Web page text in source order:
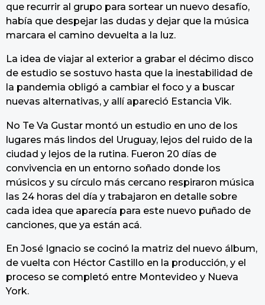
que recurrir al grupo para sortear un nuevo desafío,
había que despejar las dudas y dejar que la música
marcara el camino devuelta a la luz.
La idea de viajar al exterior a grabar el décimo disco
de estudio se sostuvo hasta que la inestabilidad de
la pandemia obligó a cambiar el foco y a buscar
nuevas alternativas, y allí apareció Estancia Vik.
No Te Va Gustar montó un estudio en uno de los
lugares más lindos del Uruguay, lejos del ruido de la
ciudad y lejos de la rutina. Fueron 20 días de
convivencia en un entorno soñado donde los
músicos y su círculo más cercano respiraron música
las 24 horas del día y trabajaron en detalle sobre
cada idea que aparecía para este nuevo puñado de
canciones, que ya están acá.
En José Ignacio se cocinó la matriz del nuevo álbum,
de vuelta con Héctor Castillo en la producción, y el
proceso se completó entre Montevideo y Nueva
York.